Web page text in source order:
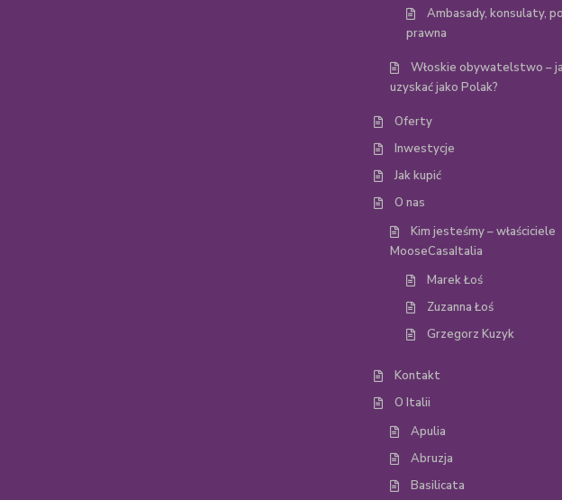
Ambasady, konsulaty,
prawna
Włoskie obywatelstwo –
uzyskać jako Polak?
Oferty
Inwestycje
Jak kupić
O nas
Kim jesteśmy – właściciele
MooseCasaItalia
Marek Łoś
Zuzanna Łoś
Grzegorz Kuzyk
Kontakt
O Italii
Apulia
Abruzja
Basilicata